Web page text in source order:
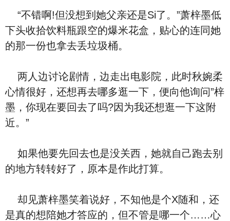
“不错啊!但没想到她父亲还是Si了。”萧梓墨低
下头收拾饮料瓶跟空的爆米花盒，贴心的连同她
的那一份也拿去丢垃圾桶。
两人边讨论剧情，边走出电影院，此时秋婉柔
心情很好，还想再去哪多逛一下，便向他询问”梓
墨，你现在要回去了吗?因为我还想逛一下这附
近。”
如果他要先回去也是没关西，她就自己跑去别
的地方转转好了，原本是作此打算。
却见萧梓墨笑着说好，不知他是个X随和，还
是真的想陪她才答应的，但不管是哪一个……心